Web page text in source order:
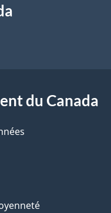
du Canada